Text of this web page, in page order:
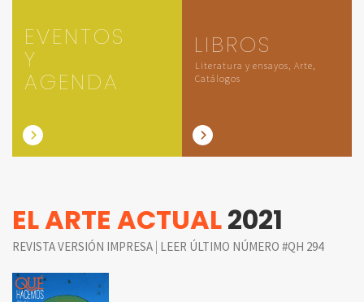
EVENTOS
Y
AGENDA
LIBROS
Literatura y ensayos, Arte,
Catálogos
EL ARTE ACTUAL2021
REVISTA VERSIÓN IMPRESA | LEER ÚLTIMO NÚMERO #QH 294